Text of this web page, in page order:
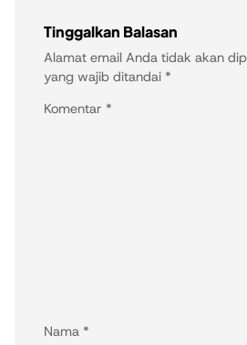
Tinggalkan Balasan
Alamat email Anda tidak akan
yang wajib ditandai *
Komentar *
Nama *